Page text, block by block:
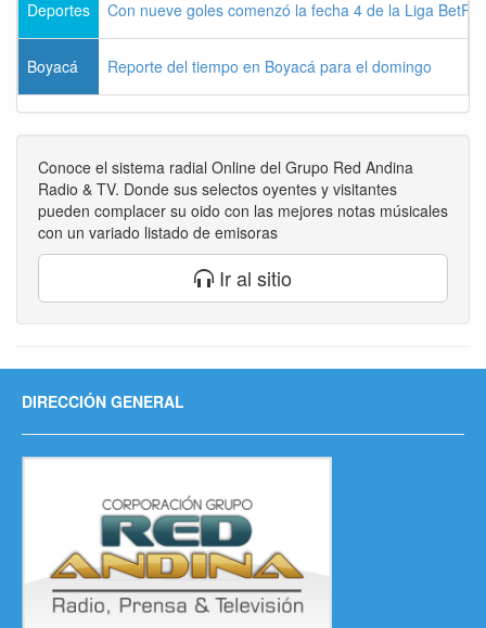
Deportes Con nueve goles comenzó la fecha 4 de la Liga
Boyacá Reporte del tiempo en Boyacá para el domingo
Conoce el sistema radial Online del Grupo Red Andina
Radio & TV. Donde sus selectos oyentes y visitantes
pueden complacer su oido con las mejores notas músicales
con un variado listado de emisoras
Ir al sitio
DIRECCIÓN GENERAL